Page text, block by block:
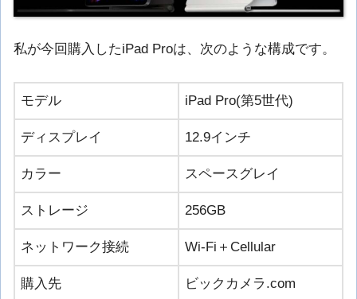
私が今回購入したiPad Proは、次のような構成です。
モデル iPad Pro(第5世代)
ディスプレイ 12.9インチ
カラー スペースグレイ
ストレージ 256GB
ネットワーク接続 Wi-Fi＋Cellular
購入先 ビックカメラ.com